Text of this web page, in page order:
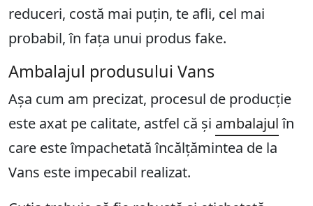
reduceri, costă mai puțin, te afli, cel mai
probabil, în fața unui produs fake.
Ambalajul produsului Vans
Așa cum am precizat, procesul de producție
este axat pe calitate, astfel că și ambalajulîn
care este împachetată încălțămintea de la
Vans este impecabil realizat.